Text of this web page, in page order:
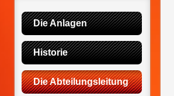
Die Anlagen
Historie
Die Abteilungsleitung